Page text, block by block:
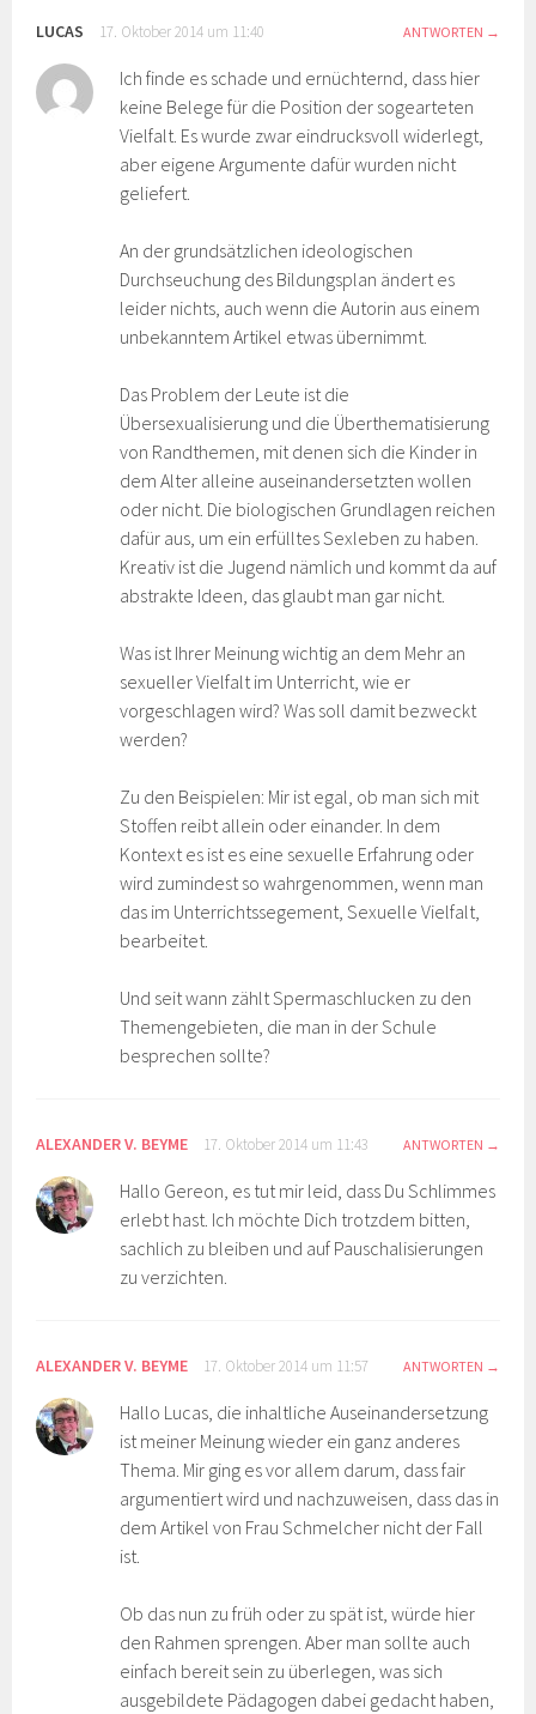
LUCAS 17. Oktober 2014 um 11:40 ANTWORTEN
Ich finde es schade und ernüchternd, dass hier
keine Belege für die Position der sogearteten
Vielfalt. Es wurde zwar eindrucksvoll widerlegt,
aber eigene Argumente dafür wurden nicht
geliefert.
An der grundsätzlichen ideologischen
Durchseuchung des Bildungsplan ändert es
leider nichts, auch wenn die Autorin aus einem
unbekanntem Artikel etwas übernimmt.
Das Problem der Leute ist die
Übersexualisierung und die Überthematisierung
von Randthemen, mit denen sich die Kinder in
dem Alter alleine auseinandersetzten wollen
oder nicht. Die biologischen Grundlagen reichen
dafür aus, um ein erfülltes Sexleben zu haben.
Kreativ ist die Jugend nämlich und kommt da auf
abstrakte Ideen, das glaubt man gar nicht.
Was ist Ihrer Meinung wichtig an dem Mehr an
sexueller Vielfalt im Unterricht, wie er
vorgeschlagen wird? Was soll damit bezweckt
werden?
Zu den Beispielen: Mir ist egal, ob man sich mit
Stoffen reibt allein oder einander. In dem
Kontext es ist es eine sexuelle Erfahrung oder
wird zumindest so wahrgenommen, wenn man
das im Unterrichtssegement, Sexuelle Vielfalt,
bearbeitet.
Und seit wann zählt Spermaschlucken zu den
Themengebieten, die man in der Schule
besprechen sollte?
ALEXANDER V. BEYME 17. Oktober 2014 um 11:43 ANTWORTEN
Hallo Gereon, es tut mir leid, dass Du Schlimmes
erlebt hast. Ich möchte Dich trotzdem bitten,
sachlich zu bleiben und auf Pauschalisierungen
zu verzichten.
ALEXANDER V. BEYME 17. Oktober 2014 um 11:57 ANTWORTEN
Hallo Lucas, die inhaltliche Auseinandersetzung
ist meiner Meinung wieder ein ganz anderes
Thema. Mir ging es vor allem darum, dass fair
argumentiert wird und nachzuweisen, dass das in
dem Artikel von Frau Schmelcher nicht der Fall
ist.
Ob das nun zu früh oder zu spät ist, würde hier
den Rahmen sprengen. Aber man sollte auch
einfach bereit sein zu überlegen, was sich
ausgebildete Pädagogen dabei gedacht haben,